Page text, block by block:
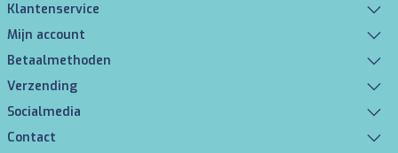
Klantenservice
Mijn account
Betaalmethoden
Verzending
Socialmedia
Contact